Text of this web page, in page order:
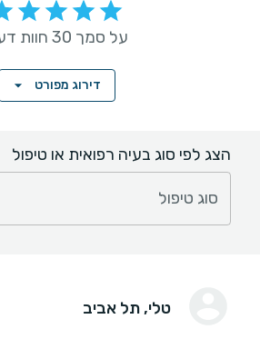
על סמך 30 חוות דעת
דירוג מפורט
הצג לפי סוג בעיה רפואית או טיפול
סוג טיפול
טלי, תל אביב